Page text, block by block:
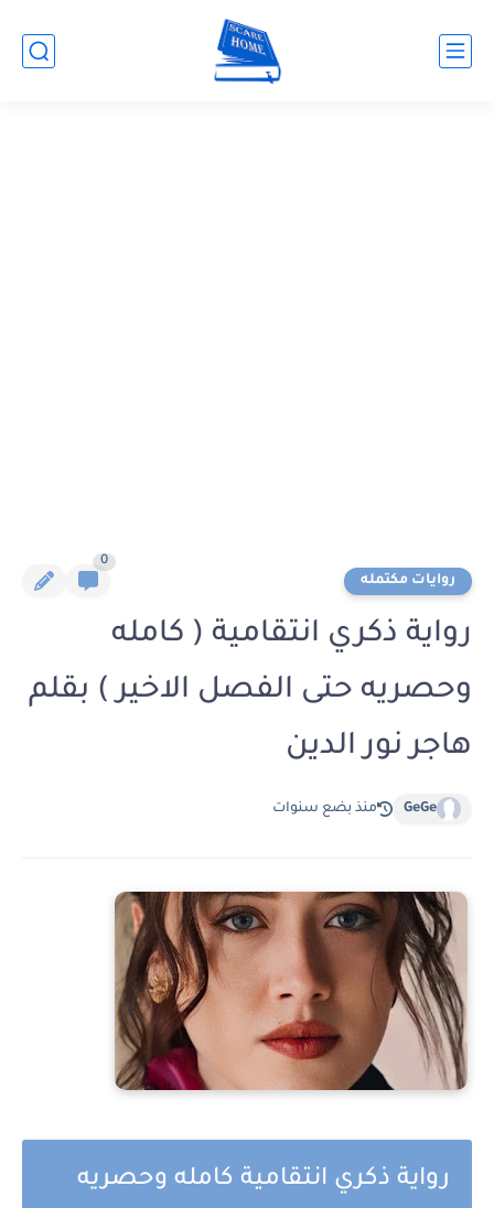
روايات مكتمله
0
رواية ذكري انتقامية ( كامله
وحصريه حتى الفصل الاخير ) بقلم
هاجر نور الدين
GeGe منذ بضع سنوات
رواية ذكري انتقامية كامله وحصريه